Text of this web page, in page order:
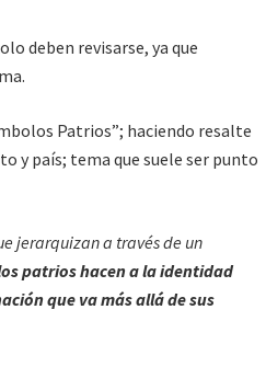
deben revisarse, ya que
Patrios”; haciendo resalte
y país; tema que suele ser punto
jerarquizan a través de un
patrios hacen a la identidad
que va más allá de sus